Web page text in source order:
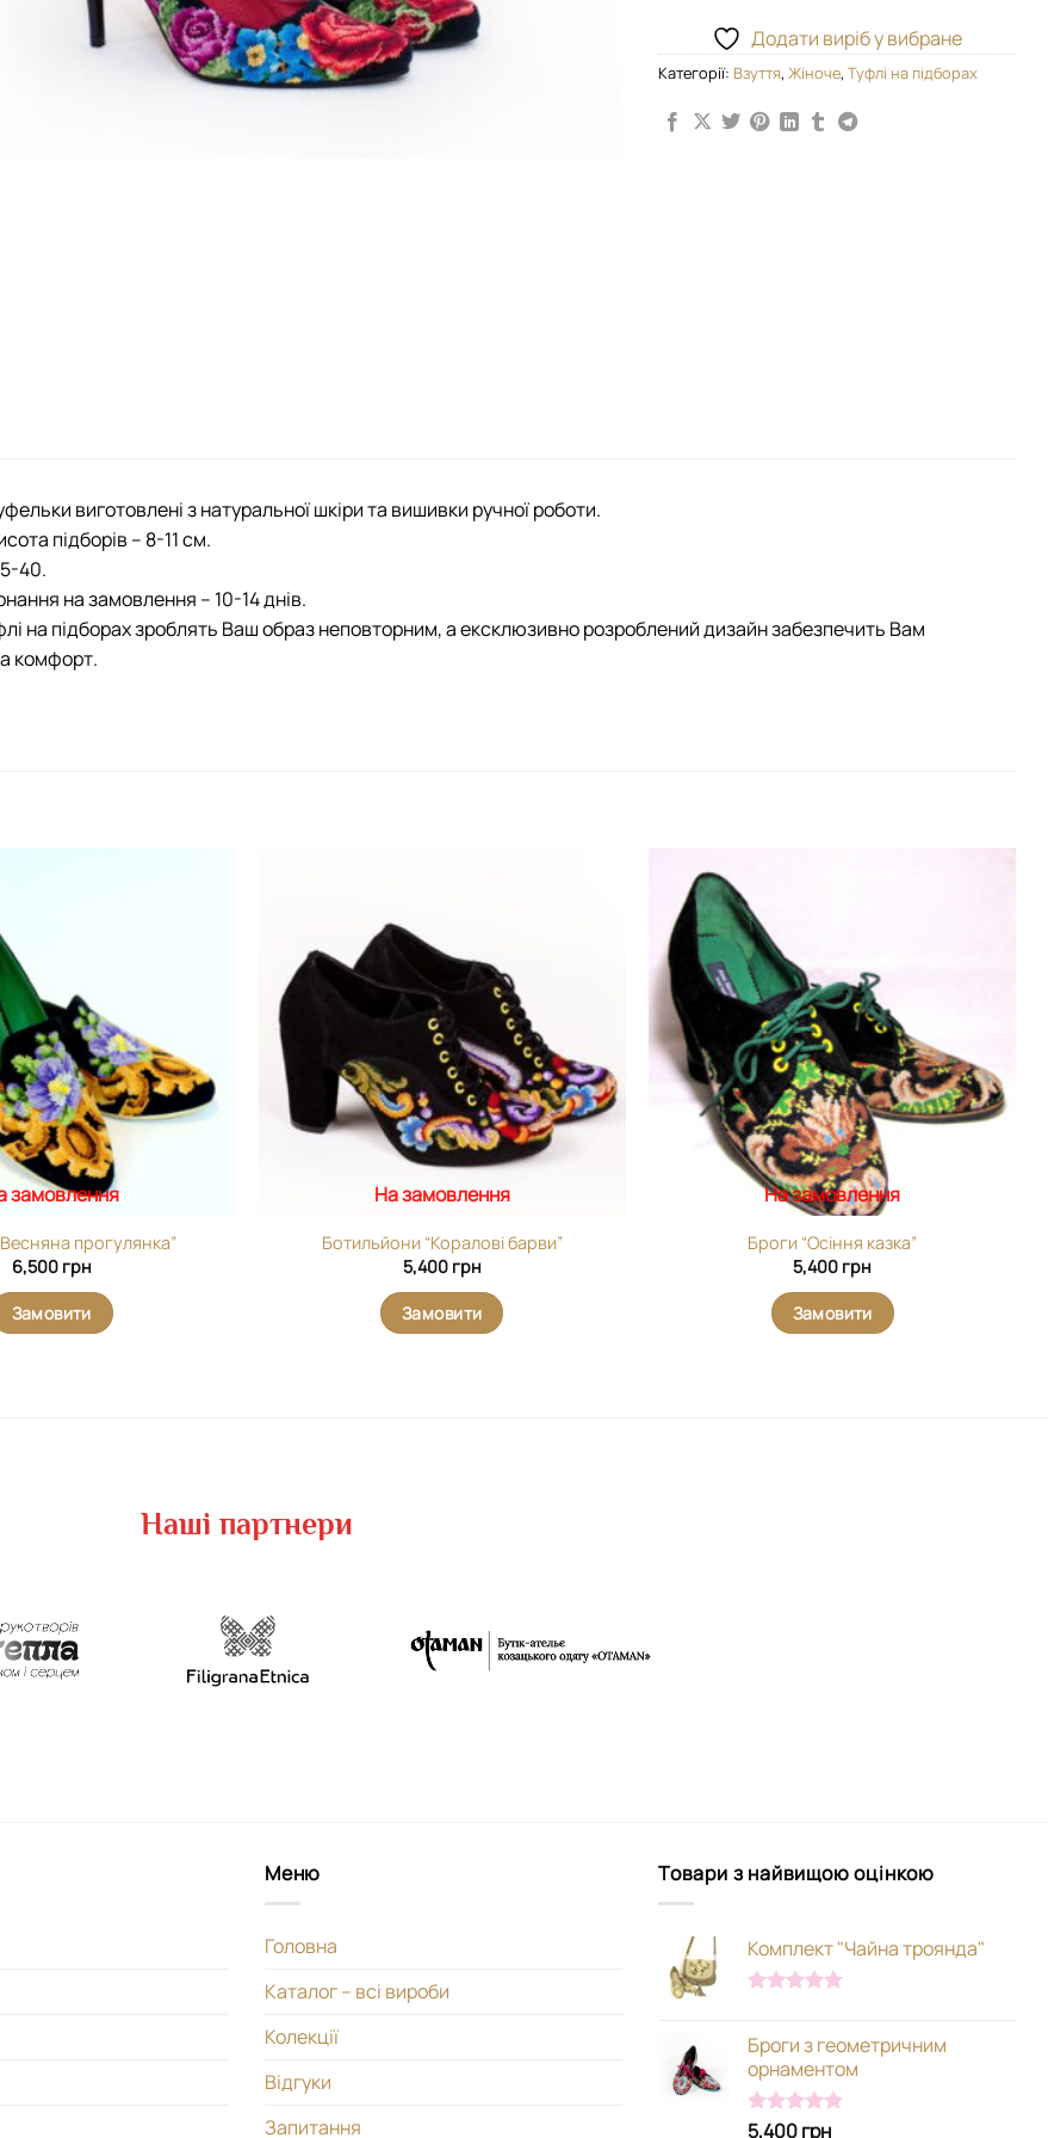
Додати виріб у вибране
Категорії: Взуття, Жіноче, Туфлі на підборах
виготовлені з натуральної шкіри та вишивки ручної роботи.
підборів – 8-11 см.
40.
на замовлення – 10-14 днів.
на підборах зроблять Ваш образ неповторним, а ексклюзивно розроблений дизайн забезпечить Вам
комфорт.
замовлення
прогулянка”
6,500 грн
Замовити
На замовлення
Ботильйони “Коралові барви”
5,400 грн
Замовити
На замовлення
Броги “Осіння казка”
5,400 грн
Замовити
Наші партнери
Меню
Головна
Каталог – всі вироби
Колекції
Відгуки
Запитання
Товари з найвищою оцінкою
Комплект "Чайна троянда"
Броги з геометричним
орнаментом
Оцінено в
5,400грн